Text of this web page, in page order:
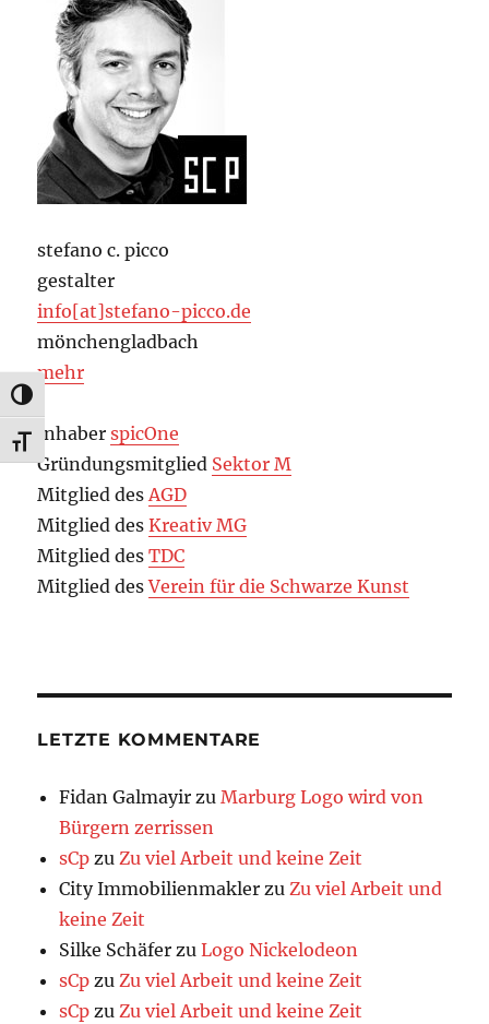
UMSCHALTEN AUF HOHE KONTRASTE
SCHRIFT VERGRÖSSERN
stefano c. picco
gestalter
info[at]stefano-picco.de
mönchengladbach
mehr
InhaberspicOne
Gründungsmitglied Sektor M
Mitglied desAGD
Mitglied desKreativ MG
Mitglied desTDC
Mitglied desVerein für die Schwarze Kunst
LETZTE KOMMENTARE
Fidan Galmayir zuMarburg Logo wird von
Bürgern zerrissen
sCp zuZu viel Arbeit und keine Zeit
City Immobilienmakler zuZu viel Arbeit und
keine Zeit
Silke Schäfer zuLogo Nickelodeon
sCp zuZu viel Arbeit und keine Zeit
sCp zuZu viel Arbeit und keine Zeit